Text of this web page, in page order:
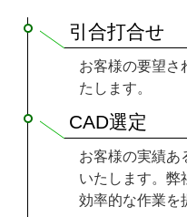
引合打合せ
お客様の要望さ
たします。
CAD選定
お客様の実績あ
いたします。弊
効率的な作業を